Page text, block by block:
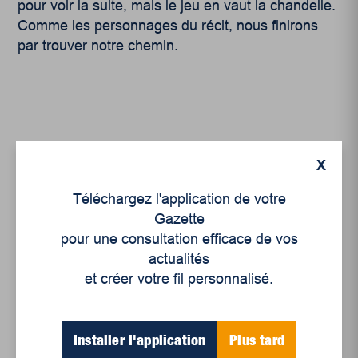
pour voir la suite, mais le jeu en vaut la chandelle.
Comme les personnages du récit, nous finirons
par trouver notre chemin.
Un siècle de Mauriciennes dans la presse
Juillet 2026
en croissance
X
Téléchargez l'application de votre
Gazette
pour une consultation efficace de vos
actualités
et créer votre fil personnalisé.
Installer l'application Plus tard